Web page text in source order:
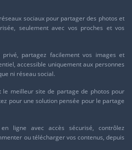
sociauxpour partager des photos et
seulement avec vos proches et vos
privé, partagez facilement vos images et
accessible uniquement aux personnes
ni réseau social.
le meilleur site de partage de photos pour
pour une solution pensée pour le partage
ligne avec accès sécurisé, contrôlez
ou télécharger vos contenus, depuis